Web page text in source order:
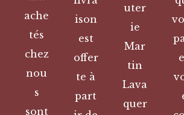
ache
tés
chez
nou
s
sont
ison
est
offer
te à
part
uter
ie
Mar
tin
Lava
quer